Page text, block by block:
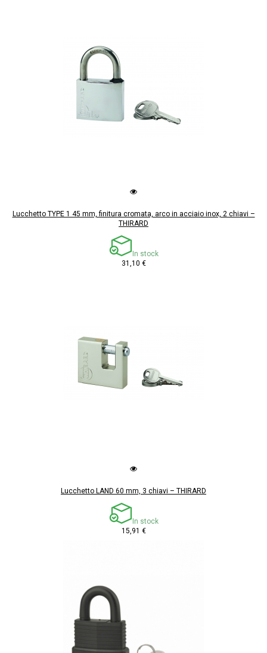
Lucchetto TYPE 1 45 mm, finitura cromata, arco in acciaio inox, 2 chiavi –
THIRARD
In stock
31,10 €
Lucchetto LAND 60 mm, 3 chiavi – THIRARD
In stock
15,91 €